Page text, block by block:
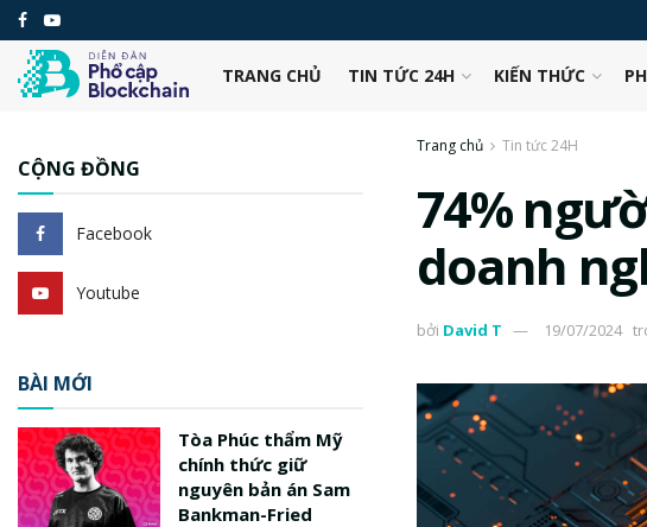
TRANG CHỦ TIN TỨC 24H KIẾN THỨC
Trang chủ Tin tức 24H
74%
doanh
bởi David T 19/07/2024
CỘNG ĐỒNG
Facebook
Youtube
BÀI MỚI
Tòa Phúc thẩm Mỹ
chính thức giữ
nguyên bản án Sam
Bankman-Fried